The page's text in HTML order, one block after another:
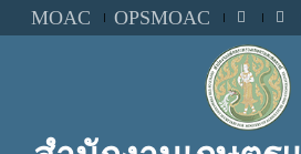
MOAC OPSMOAC